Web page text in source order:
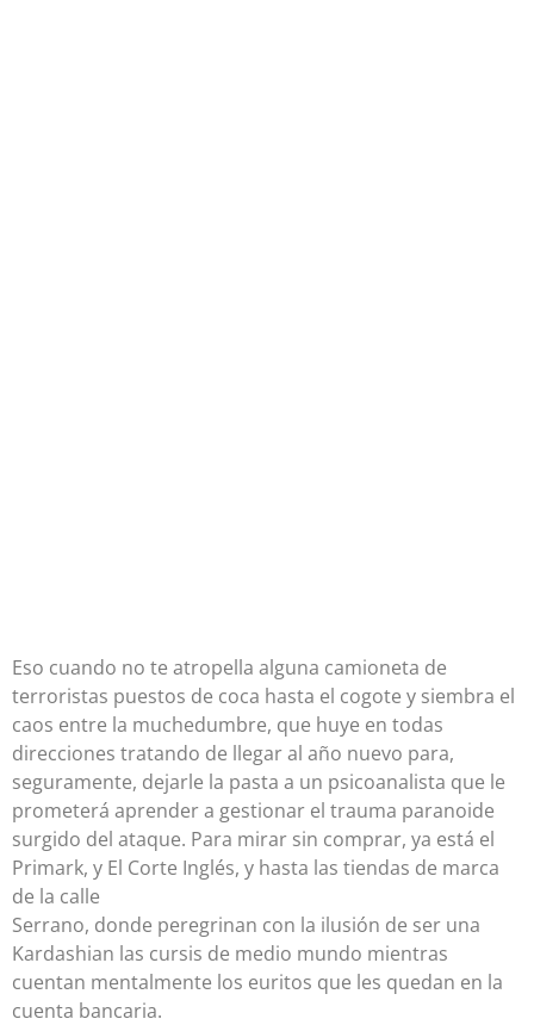
Eso cuando no te atropella alguna camioneta de
terroristas puestos de coca hasta el cogote y siembra el
caos entre la muchedumbre, que huye en todas
direcciones tratando de llegar al año nuevo para,
seguramente, dejarle la pasta a un psicoanalista que le
prometerá aprender a gestionar el trauma paranoide
surgido del ataque. Para mirar sin comprar, ya está el
Primark, y El Corte Inglés, y hasta las tiendas de marca
de la calle
Serrano, donde peregrinan con la ilusión de ser una
Kardashian las cursis de medio mundo mientras
cuentan mentalmente los euritos que les quedan en la
cuenta bancaria.